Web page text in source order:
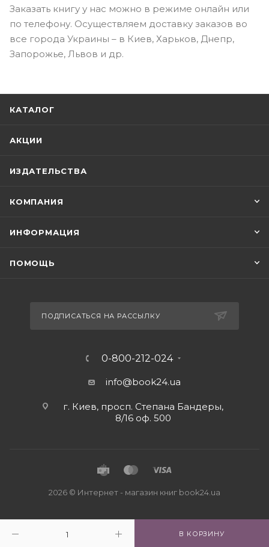
В КОРЗИНУ
Заказать книгу у нас можно в режиме онлайн или
по телефону. Осуществляем доставку заказов во
все города Украины – в Киев, Харьков, Днепр,
Запорожье, Львов и др.
КАТАЛОГ
АКЦИИ
ИЗДАТЕЛЬСТВА
КОМПАНИЯ
ИНФОРМАЦИЯ
ПОМОЩЬ
ПОДПИСАТЬСЯ НА РАССЫЛКУ
0-800-212-024
info@book24.ua
г. Киев, просп. Степана Бандеры,
8/16 оф. 500
2026 © Интернет - магазин книг book24.ua